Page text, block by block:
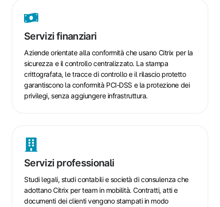
Servizi finanziari
Aziende orientate alla conformità che usano Citrix per la
sicurezza e il controllo centralizzato. La stampa
crittografata, le tracce di controllo e il rilascio protetto
garantiscono la conformità PCI‑DSS e la protezione dei
privilegi, senza aggiungere infrastruttura.
Servizi
Servizi professionali
Studi legali, studi contabili e società di consulenza che
adottano Citrix per team in mobilità. Contratti, atti e
documenti dei clienti vengono stampati in modo
professionali